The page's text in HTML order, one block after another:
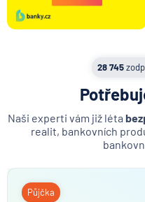
28 745
Naši experti vám již léta
realit, bankovních
Půjčka